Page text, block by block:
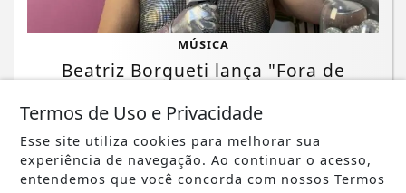
MÚSICA
Beatriz Borgueti lança "Fora de
cristão e...
Saiba Mais
Termos de Uso e Privacidade
Esse site utiliza cookies para melhorar sua
experiência de navegação. Ao continuar o acesso,
entendemos que você concorda com nossos Termos